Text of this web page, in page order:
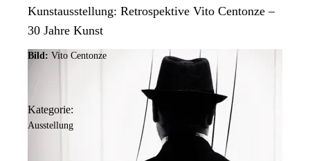
Kunstausstellung: Retrospektive Vito Centonze –
30 Jahre Kunst
Bild: Vito Centonze
Kategorie:
Ausstellung